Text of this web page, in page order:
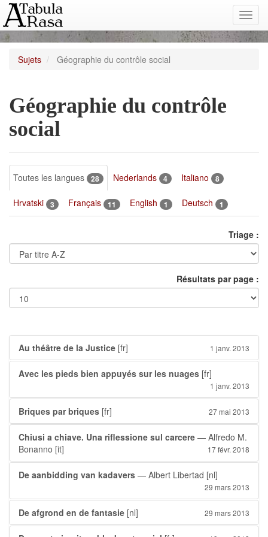
Sujets Géographie du contrôle social
Géographie du contrôle
social
Toutes les langues 28 Nederlands 4 Italiano 8
Hrvatski 3 Français 11 English 1 Deutsch 1
Triage :
Résultats par page :
Au théâtre de la Justice [fr] 1 janv. 2013
Avec les pieds bien appuyés sur les nuages [fr]
1 janv. 2013
Briques par briques [fr] 27 mai 2013
Chiusi a chiave. Una riflessione sul carcere — Alfredo M.
Bonanno [it] 17 févr. 2018
De aanbidding van kadavers — Albert Libertad [nl]
29 mars 2013
De afgrond en de fantasie [nl] 29 mars 2013